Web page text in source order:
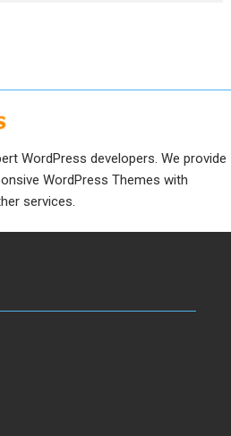
WordPress developers. We provide
WordPress Themes with
services.